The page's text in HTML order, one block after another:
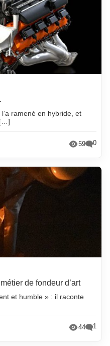
ramené en hybride, et
[…]
59 0
de fondeur d’art
et humble » : il raconte
44 1